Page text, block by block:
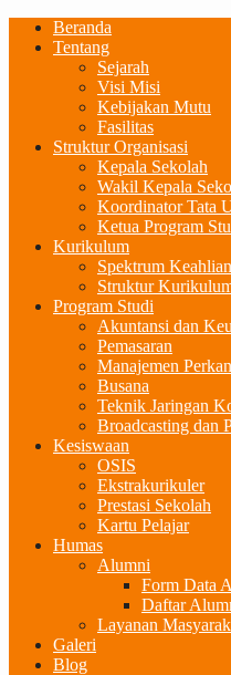
Beranda
Tentang
Sejarah
Visi Misi
Kebijakan Mutu
Fasilitas
Struktur Organisasi
Kepala Sekolah
Wakil Kepala
Koordinator Tata
Ketua Program
Kurikulum
Spektrum Keahlian
Struktur
Program Studi
Akuntansi dan
Pemasaran
Manajemen
Busana
Teknik Jaringan
Broadcasting dan
Kesiswaan
OSIS
Ekstrakurikuler
Prestasi Sekolah
Kartu Pelajar
Humas
Alumni
Form Data
Daftar
Layanan
Galeri
Blog